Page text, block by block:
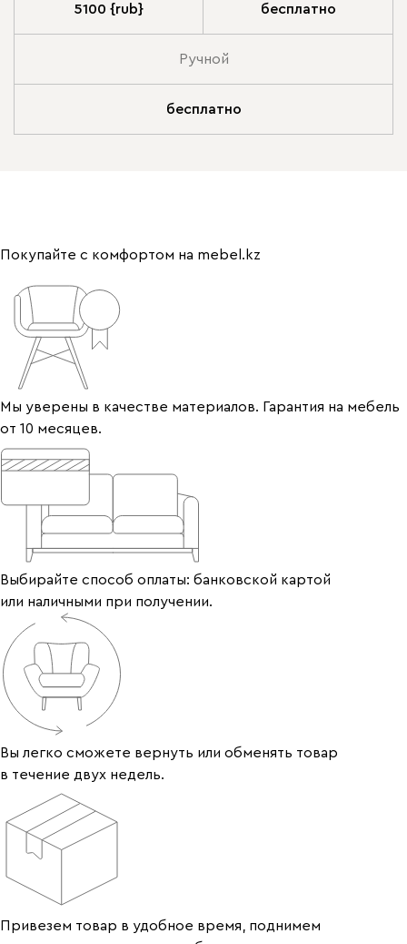
5100 {rub} бесплатно
Ручной
бесплатно
Покупайте с комфортом на mebel.kz
Мы уверены в качестве материалов. Гарантия на мебель
от 10 месяцев.
Выбирайте способ оплаты: банковской картой
или наличными при получении.
Вы легко сможете вернуть или обменять товар
в течение двух недель.
Привезем товар в удобное время, поднимем